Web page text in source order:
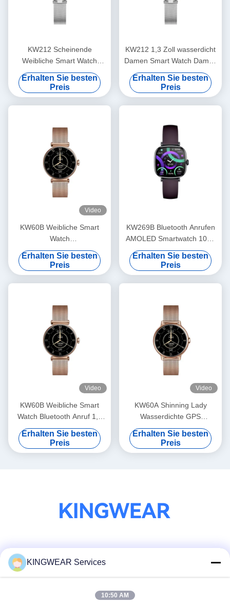
KW212 Scheinende
Weibliche Smart Watch
Mode Sport Luxus Weibliche
Smart Watch Wasserdicht
Erhalten Sie besten
Preis
KW212 1,3 Zoll wasserdicht
Damen Smart Watch Damen
wasserdicht
Erhalten Sie besten
Preis
Video
KW60B Weibliche Smart
Watch
Gesundheitsüberwachung
Wasserdichte Damen Smart
Watch 1,7 Zoll
Erhalten Sie besten
Preis
KW269B Bluetooth Anrufen
AMOLED Smartwatch 100+
Sportmodus Smart Watch
Gesundheitsüberwachung
Erhalten Sie besten
Preis
Video
KW60B Weibliche Smart
Watch Bluetooth Anruf 1,7
Zoll Display Smartwatch
wasserdicht
Erhalten Sie besten
Preis
Video
KW60A Shinning Lady
Wasserdichte GPS
Smartwatch 1,2 Zoll Display
Smartwatch AMOLED
Erhalten Sie besten
Preis
Schnelle Kontaktaufnahme
KINGWEAR Services
10:50 AM